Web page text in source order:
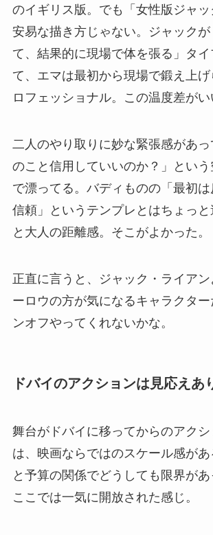
のイギリス版。でも「女性版ジャ
安易な描き方じゃない。ジャックが
て、結果的に現場で体を張る」タイ
て、エマは最初から現場で鍛え上
ロフェッショナル。この温度差がい
二人のやり取りに妙な緊張感があ
のこと信用していいのか？」という
で漂ってる。バディものの「最初
信頼」というテンプレとはちょっ
と大人の距離感。そこがよかった。
正直に言うと、ジャック・ライア
ーロウの方が気になるキャラクタ
ンオフやってくれないかな。
ドバイのアクションは見応えあ
舞台がドバイに移ってからのアク
は、映画ならではのスケール感が
と予算の関係でどうしても限界があ
ここでは一気に開放された感じ。